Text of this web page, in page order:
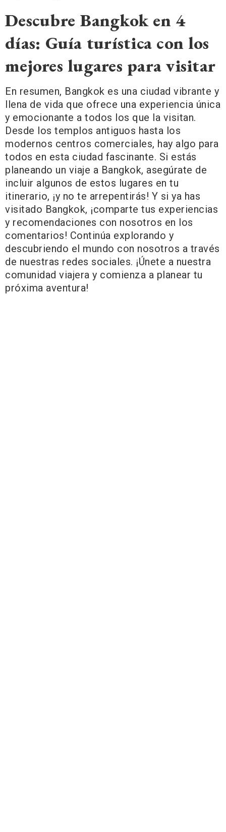
Descubre Bangkok en 4
días: Guía turística con los
mejores lugares para visitar
En resumen, Bangkok es una ciudad vibrante y
llena de vida que ofrece una experiencia única
y emocionante a todos los que la visitan.
Desde los templos antiguos hasta los
modernos centros comerciales, hay algo para
todos en esta ciudad fascinante. Si estás
planeando un viaje a Bangkok, asegúrate de
incluir algunos de estos lugares en tu
itinerario, ¡y no te arrepentirás! Y si ya has
visitado Bangkok, ¡comparte tus experiencias
y recomendaciones con nosotros en los
comentarios! Continúa explorando y
descubriendo el mundo con nosotros a través
de nuestras redes sociales. ¡Únete a nuestra
comunidad viajera y comienza a planear tu
próxima aventura!